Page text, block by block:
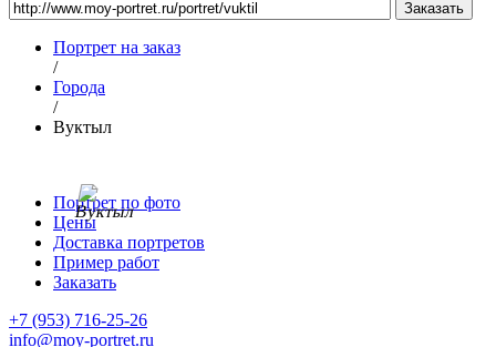
Портрет на заказ
/
Города
/
Вуктыл
Портрет по фото
Цены
Доставка портретов
Пример работ
Заказать
+7 (953) 716-25-26
info@moy-portret.ru